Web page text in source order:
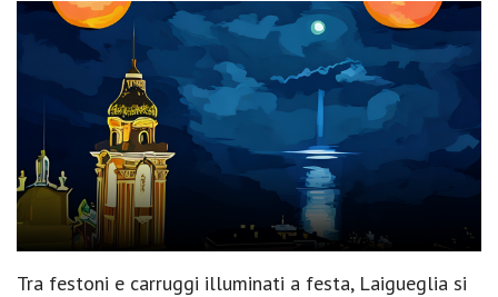
Tra festoni e carruggi illuminati a festa, Laigueglia si